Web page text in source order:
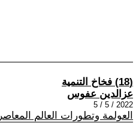
(18) فخاخ التنمية
عزالدين عفوس
2022 / 5 / 5
العولمة وتطورات العالم المعاصر